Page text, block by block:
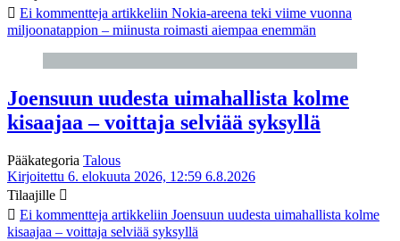
Ei kommentteja artikkeliin Nokia-areena teki viime vuonna
miljoonatappion – miinusta roimasti aiempaa enemmän
Joensuun uudesta uimahallista kolme
kisaajaa – voittaja selviää syksyllä
Pääkategoria Talous
Kirjoitettu 6. elokuuta 2026, 12:59 6.8.2026
Tilaajille
Ei kommentteja artikkeliin Joensuun uudesta uimahallista kolme
kisaajaa – voittaja selviää syksyllä